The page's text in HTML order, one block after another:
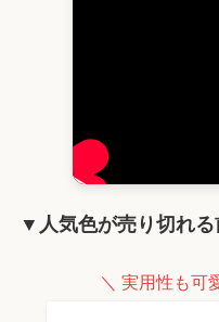
▼人気色が売り切れる
＼ 実用性も可